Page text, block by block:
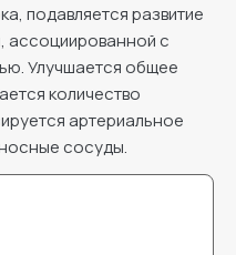
подавляется развитие
ассоциированной с
Улучшается общее
количество
артериальное
сосуды.